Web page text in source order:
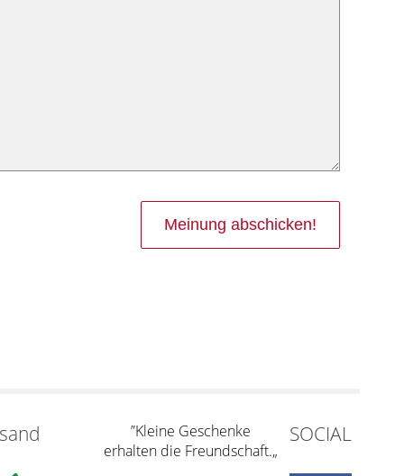
”Kleine Geschenke
erhalten die Freundschaft.„
SOCIAL